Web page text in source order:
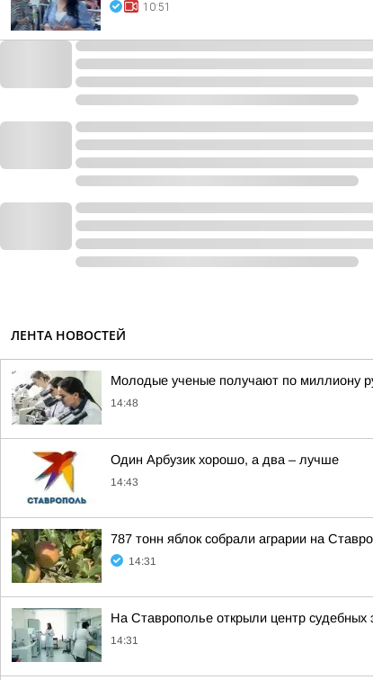
10:51
ЛЕНТА НОВОСТЕЙ
Молодые ученые получают по миллиону
14:48
Один Арбузик хорошо, а два – лучше
14:43
787 тонн яблок собрали аграрии на
14:31
На Ставрополье открыли центр судебных
14:31